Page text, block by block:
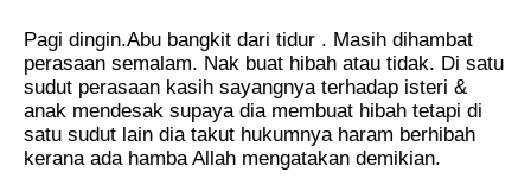
Pagi dingin.Abu bangkit dari tidur . Masih dihambat
perasaan semalam. Nak buat hibah atau tidak. Di satu
sudut perasaan kasih sayangnya terhadap isteri &
anak mendesak supaya dia membuat hibah tetapi di
satu sudut lain dia takut hukumnya haram berhibah
kerana ada hamba Allah mengatakan demikian.